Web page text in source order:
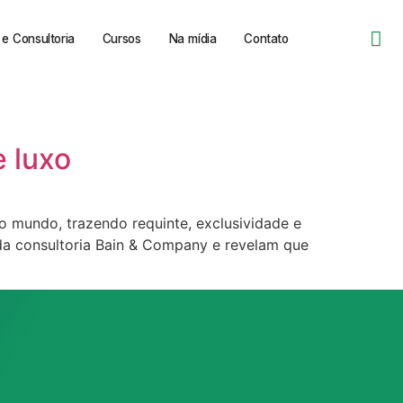
Consultoria Cursos Na mídia Contato
luxo
trazendo requinte, exclusividade e
consultoria Bain & Company e revelam que